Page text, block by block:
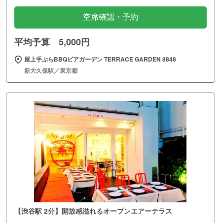
空席確認・予約
平均予算 5,000円
屋上手ぶらBBQビアガーデン TERRACE GARDEN 8848
新大久保駅／東京都
【渋谷駅 2分】開放感溢れるオープンエアーテラス